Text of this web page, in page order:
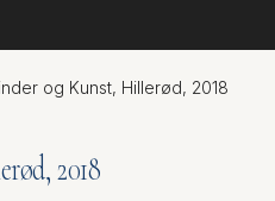
og Kunst, Hillerød, 2018
2018